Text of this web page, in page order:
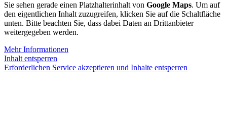
Sie sehen gerade einen Platzhalterinhalt von Google Maps. Um auf
den eigentlichen Inhalt zuzugreifen, klicken Sie auf die Schaltfläche
unten. Bitte beachten Sie, dass dabei Daten an Drittanbieter
weitergegeben werden.
Mehr Informationen
Inhalt entsperren
Erforderlichen Service akzeptieren und Inhalte entsperren